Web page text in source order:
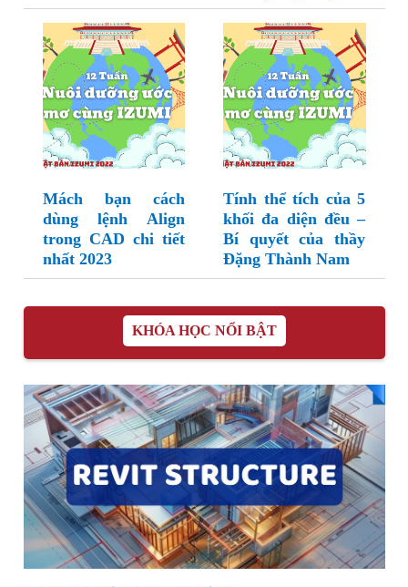
Mách bạn cách
dùng lệnh Align
trong CAD chi tiết
nhất 2023
Tính thể tích của 5
khối đa diện đều –
Bí quyết của thầy
Đặng Thành Nam
KHÓA HỌC NỔI BẬT